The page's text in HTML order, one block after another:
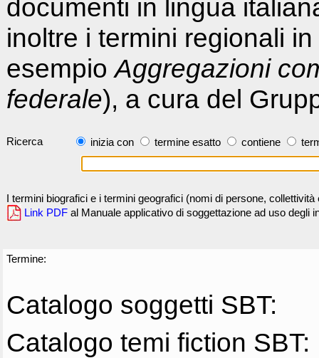
documenti in lingua
inoltre i termini regionali
esempioAggregazioni
federale), a cura del
Ricerca inizia con termine esatto contiene
I termini biografici e i termini geografici (nomi di persone,
Link PDF al Manuale applicativo di soggettazione ad uso degli
Termine:
Catalogo soggetti SBT:
Catalogo temi fiction SBT: